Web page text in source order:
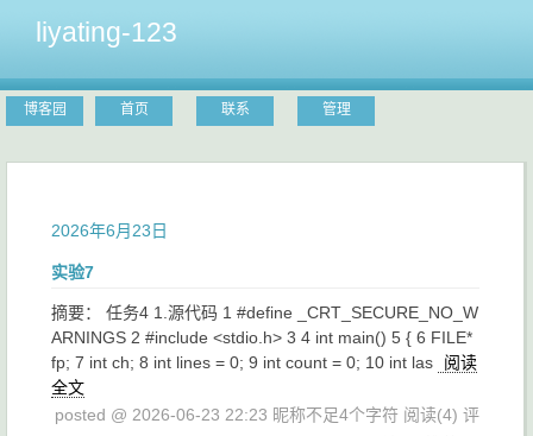
liyating-123
博客园 首页 联系 管理
2026年6月23日
实验7
摘要： 任务4 1.源代码 1 #define _CRT_SECURE_NO_W
ARNINGS 2 #include <stdio.h> 3 4 int main() 5 { 6 FILE*
fp; 7 int ch; 8 int lines = 0; 9 int count = 0; 10 int las
阅读
全文
posted @ 2026-06-23 22:23 昵称不足4个字符 阅读(4) 评